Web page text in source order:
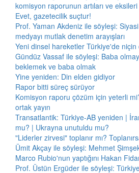
komisyon raporunun artıları ve eksileri
Evet, gazetecilik suçtur!
Prof. Yaman Akdeniz ile söyleşi:
medyayı mutlak denetim arayışları
Yeni dinsel hareketler Türkiye'de niçin
Gündüz Vassaf ile söyleşi: Baba
beklemek ve baba olmak
Yine yeniden: Din elden gidiyor
Rapor bitti süreç sürüyor
Komisyon raporu çözüm için yeterli
ortak yayın
Transatlantik: Türkiye-AB yeniden |
mu? | Ukrayna unutuldu mu?
"Liderler zirvesi" toplanır mı?
Ümit Akçay ile söyleşi: Mehmet
Marco Rubio'nun yaptığını Hakan
Prof. Üstün Ergüder ile söyleşi: